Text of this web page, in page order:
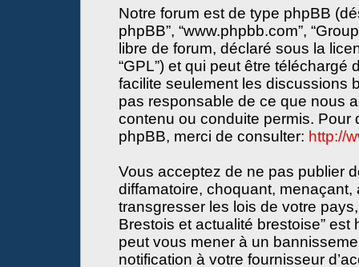
Notre forum est de type phpBB
phpBB”, “www.phpbb.com”,
libre de forum, déclaré sous la
“GPL”) et qui peut être téléchargé
facilite seulement les discussions
pas responsable de ce que nous
contenu ou conduite permis. Pour
phpBB, merci de consulter: http://
Vous acceptez de ne pas publier
diffamatoire, choquant,
transgresser les lois de votre
Brestois et actualité brestoise”
peut vous mener à un
notification à votre fournisseur